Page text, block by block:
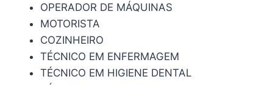
OPERADOR DE MÁQUINAS
MOTORISTA
COZINHEIRO
TÉCNICO EM ENFERMAGEM
TÉCNICO EM HIGIENE DENTAL